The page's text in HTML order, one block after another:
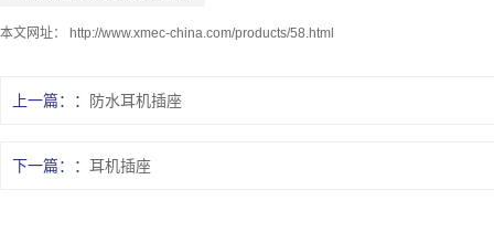
本文网址： http://www.xmec-china.com/products/58.html
上一篇： 防水耳机插座
下一篇： 耳机插座